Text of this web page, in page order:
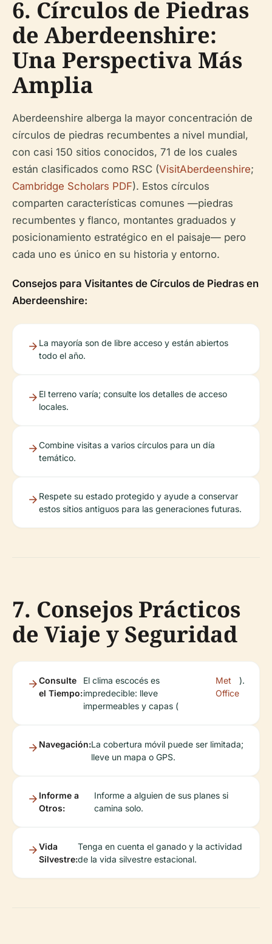
6. Círculos de Piedras
de Aberdeenshire:
Una Perspectiva Más
Amplia
Aberdeenshire alberga la mayor concentración de
círculos de piedras recumbentes a nivel mundial,
con casi 150 sitios conocidos, 71 de los cuales
están clasificados como RSC (VisitAberdeenshire;
Cambridge Scholars PDF). Estos círculos
comparten características comunes —piedras
recumbentes y flanco, montantes graduados y
posicionamiento estratégico en el paisaje— pero
cada uno es único en su historia y entorno.
Consejos para Visitantes de Círculos de Piedras en
Aberdeenshire:
La mayoría son de libre acceso y están abiertos
todo el año.
El terreno varía; consulte los detalles de acceso
locales.
Combine visitas a varios círculos para un día
temático.
Respete su estado protegido y ayude a conservar
estos sitios antiguos para las generaciones futuras.
7. Consejos Prácticos
de Viaje y Seguridad
Consulte
el Tiempo:
El clima escocés es
impredecible: lleve
impermeables y capas (
Met
Office
).
Navegación:La cobertura móvil puede ser limitada;
lleve un mapa o GPS.
Informe a
Otros:
Informe a alguien de sus planes si
camina solo.
Vida
Silvestre:
Tenga en cuenta el ganado y la actividad
de la vida silvestre estacional.